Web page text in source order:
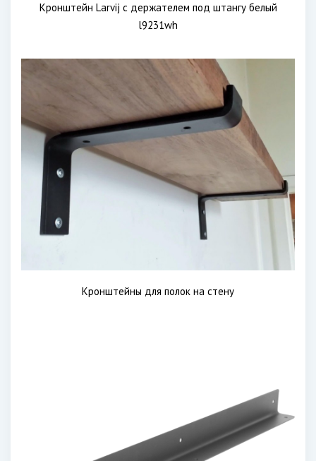
Кронштейн Larvij с держателем под штангу белый
l9231wh
Кронштейны для полок на стену